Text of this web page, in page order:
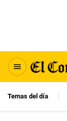
Temas del día